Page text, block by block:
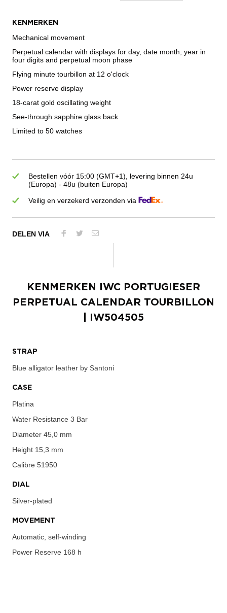
KENMERKEN
Mechanical movement
Perpetual calendar with displays for day, date month, year in
four digits and perpetual moon phase
Flying minute tourbillon at 12 o'clock
Power reserve display
18-carat gold oscillating weight
See-through sapphire glass back
Limited to 50 watches
Bestellen vóór 15:00 (GMT+1), levering binnen 24u
(Europa) - 48u (buiten Europa)
Veilig en verzekerd verzonden via
DELEN VIA
KENMERKEN
IWC PORTUGIESER
PERPETUAL CALENDAR TOURBILLON
| IW504505
STRAP
Blue alligator leather by Santoni
CASE
Platina
Water Resistance 3 Bar
Diameter 45,0 mm
Height 15,3 mm
Calibre 51950
DIAL
Silver-plated
MOVEMENT
Automatic, self-winding
Power Reserve 168 h